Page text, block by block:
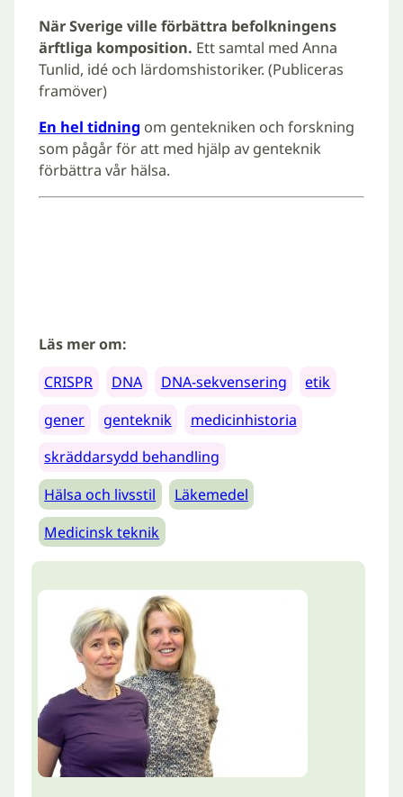
När Sverige ville förbättra befolkningens
ärftliga komposition. Ett samtal med Anna
Tunlid, idé och lärdomshistoriker. (Publiceras
framöver)
En hel tidning om gentekniken och forskning
som pågår för att med hjälp av genteknik
förbättra vår hälsa.
Läs mer om:
CRISPR
DNA DNA-sekvensering
etik
gener
genteknik
medicinhistoria
skräddarsydd behandling
Hälsa och livsstil
Läkemedel
Medicinsk teknik